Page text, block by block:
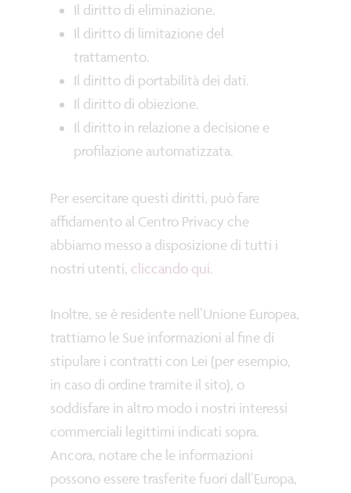
Il diritto di eliminazione.
Il diritto di limitazione del
trattamento.
Il diritto di portabilità dei dati.
Il diritto di obiezione.
Il diritto in relazione a decisione e
profilazione automatizzata.
Per esercitare questi diritti, può fare
affidamento al Centro Privacy che
abbiamo messo a disposizione di tutti i
nostri utenti, cliccando qui.
Inoltre, se è residente nell’Unione Europea,
trattiamo le Sue informazioni al fine di
stipulare i contratti con Lei (per esempio,
in caso di ordine tramite il sito), o
soddisfare in altro modo i nostri interessi
commerciali legittimi indicati sopra.
Ancora, notare che le informazioni
possono essere trasferite fuori dall’Europa,